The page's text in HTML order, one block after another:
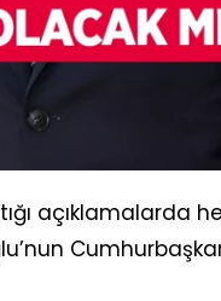
açıklamalarda